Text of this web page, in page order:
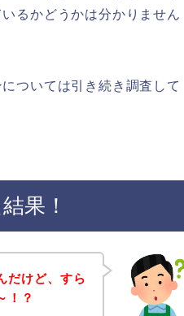
るかどうかは分かりません
ついては引き続き調査して
果！
だけど、すら
！？